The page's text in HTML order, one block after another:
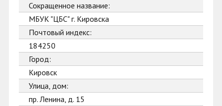
Сокращенное название:
МБУК "ЦБС" г. Кировска
Почтовый индекс:
184250
Город:
Кировск
Улица, дом:
пр. Ленина, д. 15